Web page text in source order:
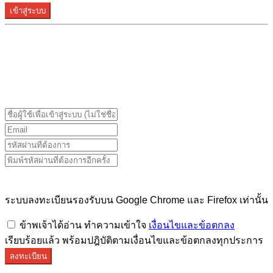
เข้าสู่ระบบ
ระบบลงทะเบียนรองรับบน Google Chrome และ Firefox เท่านั้น
ข้าพเจ้าได้อ่าน ทำความเข้าใจ เงื่อนไขและข้อตกลง
เรียบร้อยแล้ว พร้อมปฎิบัติตามเงื่อนไขและข้อตกลงทุกประการ
ลงทะเบียน